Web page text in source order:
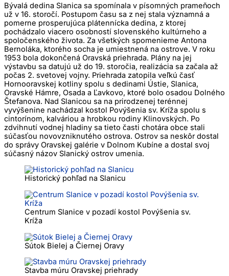
Bývalá dedina Slanica sa spomínala v písomných prameňoch
už v 16. storočí. Postupom času sa z nej stala významná a
pomerne prosperujúca plátennícka dedina, z ktorej
pochádzalo viacero osobností slovenského kultúrneho a
spoločenského života. Za všetkých spomenieme Antona
Bernoláka, ktorého socha je umiestnená na ostrove. V roku
1953 bola dokončená Oravská priehrada. Plány na jej
výstavbu sa datujú už do 19. storočia, realizácia sa začala až
počas 2. svetovej vojny. Priehrada zatopila veľkú časť
Hornooravskej kotliny spolu s dedinami Ústie, Slanica,
Oravské Hámre, Osada a Ľavkovo, ktoré bolo osadou Dolného
Štefanova. Nad Slanicou sa na prirodzenej terénnej
vyvýšenine nachádzal kostol Povýšenia sv. Kríža spolu s
cintorínom, kalváriou a hrobkou rodiny Klinovských. Po
zdvihnutí vodnej hladiny sa tieto časti chotára obce stali
súčasťou novovzniknutého ostrova. Ostrov sa neskôr dostal
do správy Oravskej galérie v Dolnom Kubíne a dostal svoj
súčasný názov Slanický ostrov umenia.
Historický pohľad na Slanicu
Centrum Slanice v pozadí kostol Povýšenia sv.
Kríža
Sútok Bielej a Čiernej Oravy
Stavba múru Oravskej priehrady